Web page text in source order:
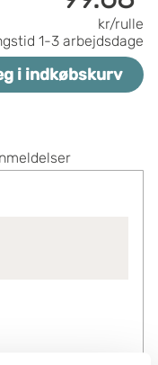
kr/rulle
1-3 arbejdsdage
i indkøbskurv